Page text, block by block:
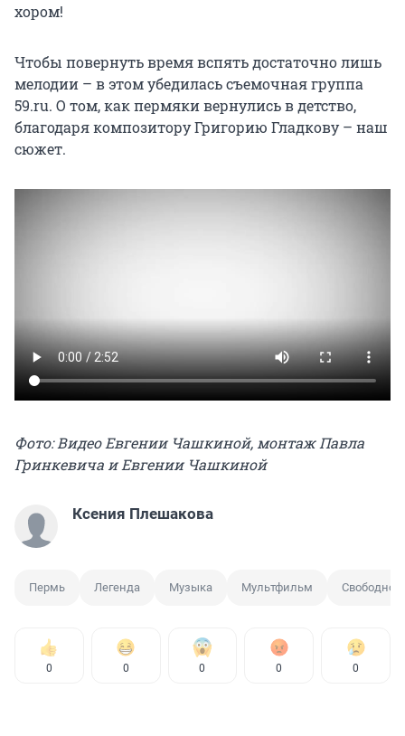
хором!
Чтобы повернуть время вспять достаточно лишь
мелодии – в этом убедилась съемочная группа
59.ru. О том, как пермяки вернулись в детство,
благодаря композитору Григорию Гладкову – наш
сюжет.
Фото: Видео Евгении Чашкиной, монтаж Павла
Гринкевича и Евгении Чашкиной
Ксения Плешакова
Пермь Легенда Музыка Мультфильм Свободное
0 0 0 0 0